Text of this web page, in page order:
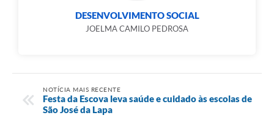
DESENVOLVIMENTO SOCIAL
JOELMA CAMILO PEDROSA
NOTÍCIA MAIS RECENTE
Festa da Escova leva saúde e cuidado às escolas de
São José da Lapa